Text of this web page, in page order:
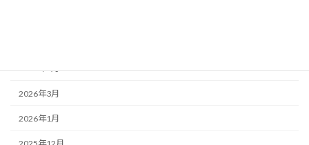
2026年4月
2026年3月
2026年1月